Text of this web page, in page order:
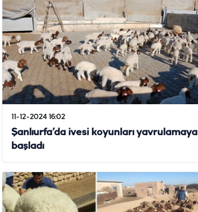
11-12-2024 16:02
Şanlıurfa’da ivesi koyunları yavrulamaya
başladı